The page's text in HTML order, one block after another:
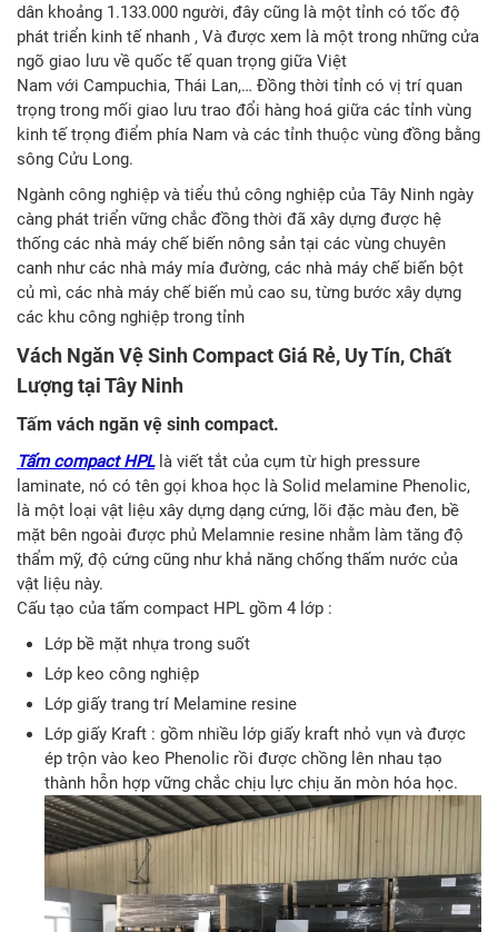
dân khoảng 1.133.000 người, đây cũng là một tỉnh có tốc độ
phát triển kinh tế nhanh , Và được xem là một trong những cửa
ngõ giao lưu về quốc tế quan trọng giữa Việt
Nam với Campuchia, Thái Lan,… Đồng thời tỉnh có vị trí quan
trọng trong mối giao lưu trao đổi hàng hoá giữa các tỉnh vùng
kinh tế trọng điểm phía Nam và các tỉnh thuộc vùng đồng bằng
sông Cửu Long.
Ngành công nghiệp và tiểu thủ công nghiệp của Tây Ninh ngày
càng phát triển vững chắc đồng thời đã xây dựng được hệ
thống các nhà máy chế biến nông sản tại các vùng chuyên
canh như các nhà máy mía đường, các nhà máy chế biến bột
củ mì, các nhà máy chế biến mủ cao su, từng bước xây dựng
các khu công nghiệp trong tỉnh
Vách Ngăn Vệ Sinh Compact Giá Rẻ, Uy Tín, Chất
Lượng tại Tây Ninh
Tấm vách ngăn vệ sinh compact.
Tấm compact HPLlà viết tắt của cụm từ high pressure
laminate, nó có tên gọi khoa học là Solid melamine Phenolic,
là một loại vật liệu xây dựng dạng cứng, lõi đặc màu đen, bề
mặt bên ngoài được phủ Melamnie resine nhằm làm tăng độ
thẩm mỹ, độ cứng cũng như khả năng chống thấm nước của
vật liệu này.
Cấu tạo của tấm compact HPL gồm 4 lớp :
Lớp bề mặt nhựa trong suốt
Lớp keo công nghiệp
Lớp giấy trang trí Melamine resine
Lớp giấy Kraft : gồm nhiều lớp giấy kraft nhỏ vụn và được
ép trộn vào keo Phenolic rồi được chồng lên nhau tạo
thành hỗn hợp vững chắc chịu lực chịu ăn mòn hóa học.